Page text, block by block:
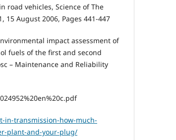
road vehicles, Science of The
15 August 2006, Pages 441-447
impact assessment of
fuels of the first and second
– Maintenance and Reliability
in-transmission-how-much-
plant-and-your-plug/